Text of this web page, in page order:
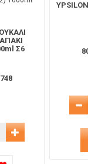
Σ6
Αύξηση